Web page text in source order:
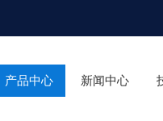
产品中心 新闻中心